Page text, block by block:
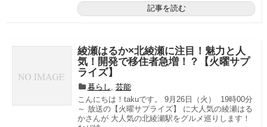
記事を読む
綾瀬はるか×北綾瀬に注目！魅力と人
気！開発で移住者急増！？【火曜サプ
ライズ】
暮らし
芸能
こんにちは！takuです。 9月26日（火） 19時00分
～ 放送の【火曜サプライズ】 に大人気の綾瀬はる
かさんが 大人気の北綾瀬駅をグルメ巡りします！